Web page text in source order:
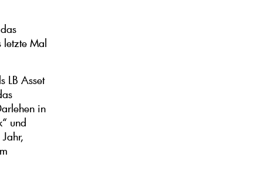
letzte Mal
LB Asset
in
und